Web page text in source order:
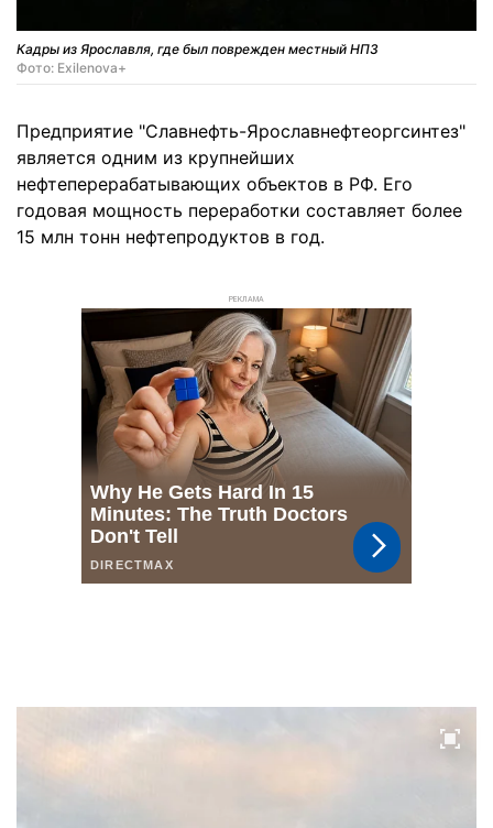
Кадры из Ярославля, где был поврежден местный НПЗ
Фото: Exilenova+
Предприятие "Славнефть-Ярославнефтеоргсинтез"
является одним из крупнейших
нефтеперерабатывающих объектов в РФ. Его
годовая мощность переработки составляет более
15 млн тонн нефтепродуктов в год.
РЕКЛАМА